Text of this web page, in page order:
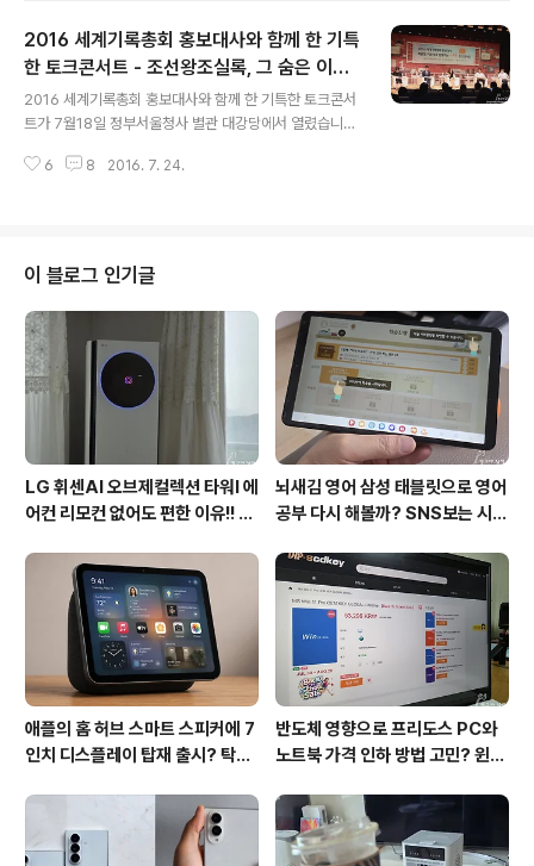
경련 회관에서 한-EU 개인정보 보호 세미나를 개최하였습
니다.6월 17일~19일까지 서울 여의도 전경련 회관에서
개최하였습니다. 국제사회에 한국의 개인정보 보호제도를
공유함으로써 대외신인도를 높힐 수 있었던 계기가 되었습
니다. 한-EU 개인정보 보호 세미나는 행정자치부와 방송
통신위원회 그리고 개인정보보호위원회가 공동 주최하고
2016 세계기록총회 홍보대사와 함께 한 기특
한 토크콘서트 - 조선왕조실록, 그 숨은 이야
기
2016 세계기록총회 홍보대사와 함께 한 기특한 토크콘서
트가 7월18일 정부서울청사 별관 대강당에서 열렸습니다.
하게 되어 위촉식과 겸해서 진행이 되었습니다. TV로만 보
참석을 예약한 400여명의 방청객이 참가한 더욱 의미가
있었습니다. 특히 관련 분야에 해박한 지식을 자지고 있는
방청객들로 더욱 열기가 뜨거웠던 토크콘서트 였습니다.
기특한 토크콘서트에 앞서 대강당 로비에서는 올림픽처럼
4년마다 개최되는 기록분야의 최대 회의라고 불리는 201
6 세계기록총회에 대한 소개를 패널 전시로 ..
6 8 2016. 7. 24.
이 블로그 인기글
LG 휘센AI 오브제컬렉션 타워I 에
어컨 리모컨 없어도 편한 이유!! 7
후기
뇌새김 영어 삼성 태블릿으로 영어
공부 다시 해볼까? SNS보는 시간
애플의 홈 허브 스마트 스피커에 7
인치 디스플레이 탑재 출시? 탁상
반도체 영향으로 프리도스 PC와
노트북 가격 인하 방법 고민? 윈도
방법?(feat. vip-scdkeys)